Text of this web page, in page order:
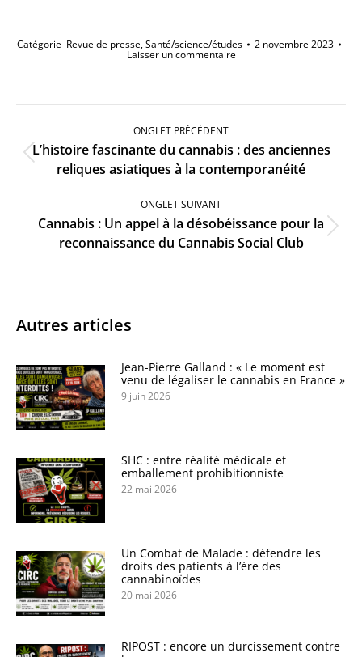
Catégorie Revue de presse,Santé/science/études 2 novembre 2023
Laisser un commentaire
Navigation
ONGLET PRÉCÉDENT
Onglet
précédent
L’histoire fascinante du cannabis : des anciennes
reliques asiatiques à la contemporanéité
ONGLET SUIVANT
Onglet
suivant
Cannabis : Un appel à la désobéissance pour la
reconnaissance du Cannabis Social Club
Autres articles
Jean-Pierre Galland : « Le moment est
venu de légaliser le cannabis en France »
9 juin 2026
SHC : entre réalité médicale et
emballement prohibitionniste
22 mai 2026
Un Combat de Malade : défendre les
droits des patients à l’ère des
cannabinoïdes
20 mai 2026
RIPOST : encore un durcissement contre